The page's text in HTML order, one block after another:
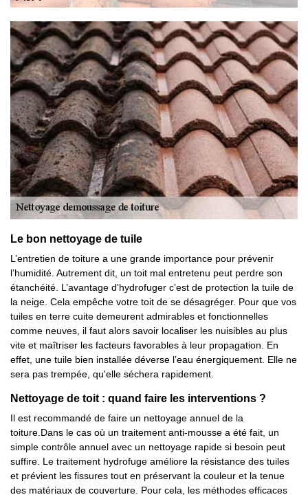
Le bon nettoyage de tuile
L’entretien de toiture a une grande importance pour prévenir
l’humidité. Autrement dit, un toit mal entretenu peut perdre son
étanchéité. L’avantage d'hydrofuger c’est de protection la tuile de
la neige. Cela empêche votre toit de se désagréger. Pour que vos
tuiles en terre cuite demeurent admirables et fonctionnelles
comme neuves, il faut alors savoir localiser les nuisibles au plus
vite et maîtriser les facteurs favorables à leur propagation. En
effet, une tuile bien installée déverse l’eau énergiquement. Elle ne
sera pas trempée, qu'elle séchera rapidement.
Nettoyage de toit : quand faire les interventions ?
Il est recommandé de faire un nettoyage annuel de la
toiture.Dans le cas où un traitement anti-mousse a été fait, un
simple contrôle annuel avec un nettoyage rapide si besoin peut
suffire. Le traitement hydrofuge améliore la résistance des tuiles
et prévient les fissures tout en préservant la couleur et la tenue
des matériaux de couverture. Pour cela, les méthodes efficaces